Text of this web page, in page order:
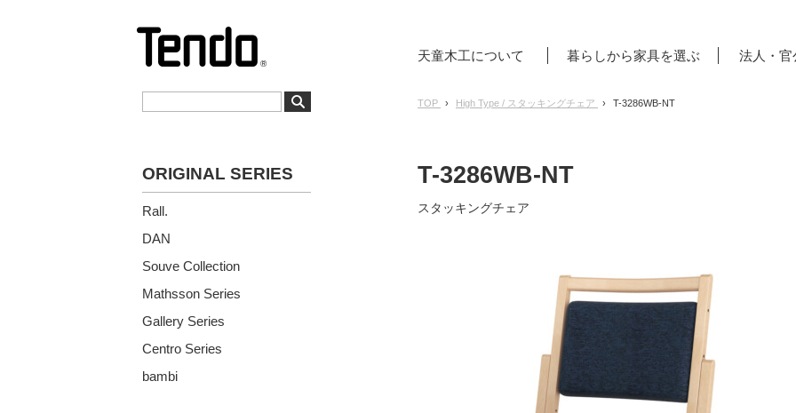
天童木工について 暮らしから家具を選ぶ 法人・官
TOP High Type / スタッキングチェア T-3286WB-NT
T-3286WB-NT
スタッキングチェア
ORIGINAL SERIES
Rall.
DAN
Souve Collection
Mathsson Series
Gallery Series
Centro Series
bambi